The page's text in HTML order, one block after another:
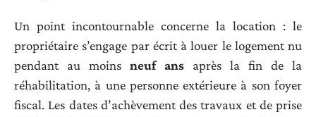
Un point incontournable concerne la location : le
propriétaire s’engage par écrit à louer le logement nu
pendant au moins neuf ans après la fin de la
réhabilitation, à une personne extérieure à son foyer
fiscal. Les dates d’achèvement des travaux et de prise